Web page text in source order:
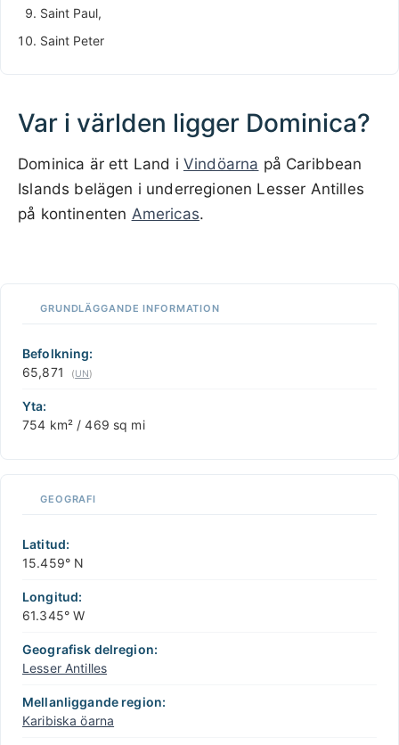
Saint Paul,
Saint Peter
Var i världen ligger Dominica?
Dominica är ett Land i Vindöarna på Caribbean
Islands belägen i underregionen Lesser Antilles
på kontinenten Americas.
500 km / 310.7 mi
−
GRUNDLÄGGANDE INFORMATION
Befolkning:
65,871
(UN)
Yta:
754 km² / 469 sq mi
GEOGRAFI
Latitud:
15.459° N
Longitud:
61.345° W
Geografisk delregion:
Lesser Antilles
Mellanliggande region:
Karibiska öarna